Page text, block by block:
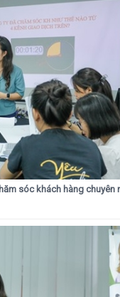
sóc khách hàng chuyên